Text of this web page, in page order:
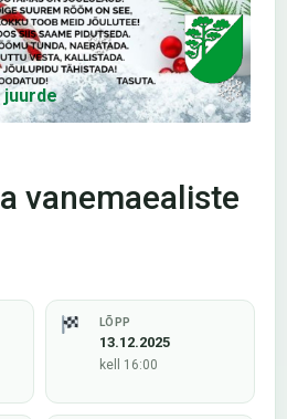
juurde
vanemaealiste
LÕPP
13.12.2025
kell 16:00